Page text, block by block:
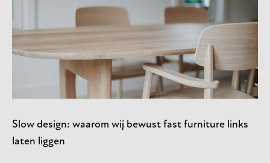
Slow design: waarom wij bewust fast furniture links
laten liggen